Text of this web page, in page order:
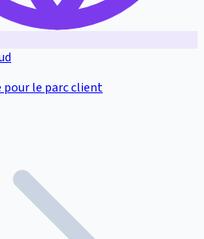
pour le parc client